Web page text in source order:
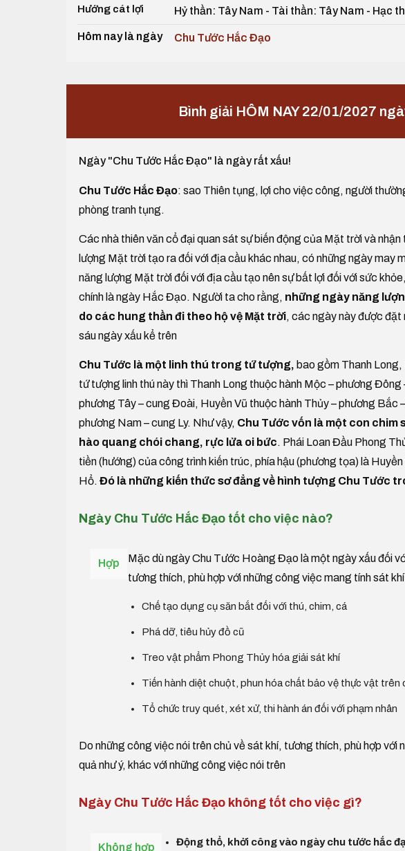
Hướng cát lợi Hỷ thần: Tây Nam - Tài thần: Tây Nam - Hạc
Hôm nay là ngày Chu Tước Hắc Đạo
Bình giải HÔM NAY 22/01/2027
Ngày "Chu Tước Hắc Đạo" là ngày rất xấu!
Chu Tước Hắc Đạo: sao Thiên tụng, lợi cho việc công, người
phòng tranh tụng.
Các nhà thiên văn cổ đại quan sát sự biến động của Mặt trời và
lượng Mặt trời tạo ra đối với địa cầu khác nhau, có những ngày
năng lượng Mặt trời đối với địa cầu tạo nên sự bất lợi đối với sức
chính là ngày Hắc Đạo. Người ta cho rằng, những ngày năng
do các hung thần đi theo hộ vệ Mặt trời, các ngày này được đặt
sáu ngày xấu kể trên
Chu Tước là một linh thú trong tứ tượng, bao gồm Thanh
tứ tượng linh thú này thì Thanh Long thuộc hành Mộc – phương
phương Tây – cung Đoài, Huyền Vũ thuộc hành Thủy – phương Bắc
phương Nam – cung Ly. Như vậy, Chu Tước vốn là một con chim
hào quang chói chang, rực lửa oi bức. Phái Loan Đầu Phong
tiền (hướng) của công trình kiến trúc, phía hậu (phương tọa) là
Hổ. Đó là những kiến thức sơ đẳng về hình tượng Chu Tước
Ngày Chu Tước Hắc Đạo tốt cho việc nào?
Hợp
Mặc dù ngày Chu Tước Hoàng Đạo là một ngày xấu đối
tương thích, phù hợp với những công việc mang tính sát
Chế tạo dụng cụ săn bắt đối với thú, chim, cá
Phá dỡ, tiêu hủy đồ cũ
Treo vật phẩm Phong Thủy hóa giải sát khí
Tiến hành diệt chuột, phun hóa chất bảo vệ thực vật trên
Tổ chức truy quét, xét xử, thi hành án đối với phạm nhân
Do những công việc nói trên chủ về sát khí, tương thích, phù hợp với
quả như ý, khác với những công việc nói trên
Ngày Chu Tước Hắc Đạo không tốt cho việc gì?
Không hợp Động thổ, khởi công vào ngày chu tước hắc